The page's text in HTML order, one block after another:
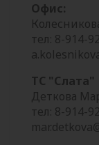
Офис:
тел: 8-914-
ТС "Слата"
Деткова
тел: 8-914-